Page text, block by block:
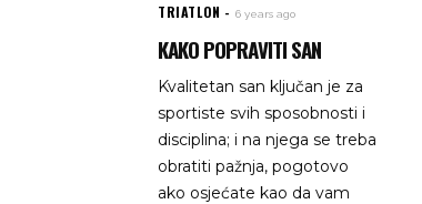
TRIATLON 6 years ago
KAKO POPRAVITI SAN
Kvalitetan san ključan je za
sportiste svih sposobnosti i
disciplina; i na njega se treba
obratiti pažnja, pogotovo
ako osjećate kao da vam